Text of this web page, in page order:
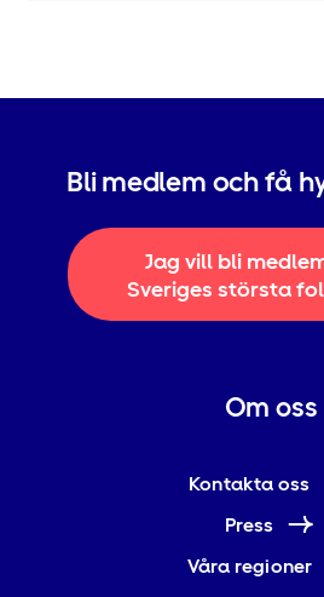
Bli medlem och få
Jag vill bli
Sveriges största
Om oss
Kontakta oss
Press
Våra regioner